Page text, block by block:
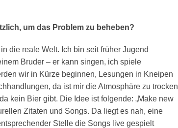
um das Problem zu beheben?
die reale Welt. Ich bin seit früher Jugend
Bruder – er kann singen, ich spiele
wir in Kürze beginnen, Lesungen in Kneipen
da ist mir die Atmosphäre zu trocken
kein Bier gibt. Die Idee ist folgende: „Make new
Zitaten und Songs. Da liegt es nah, eine
Stelle die Songs live gespielt